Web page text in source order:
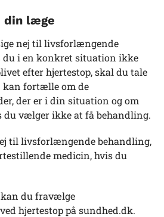
din læge
nej til livsforlængende
du i en konkret situation ikke
efter hjertestop, skal du tale
fortælle om de
der er i din situation og om
du vælger ikke at få behandling.
til livsforlængende behandling,
medicin, hvis du
kan du fravælge
hjertestop på sundhed.dk.